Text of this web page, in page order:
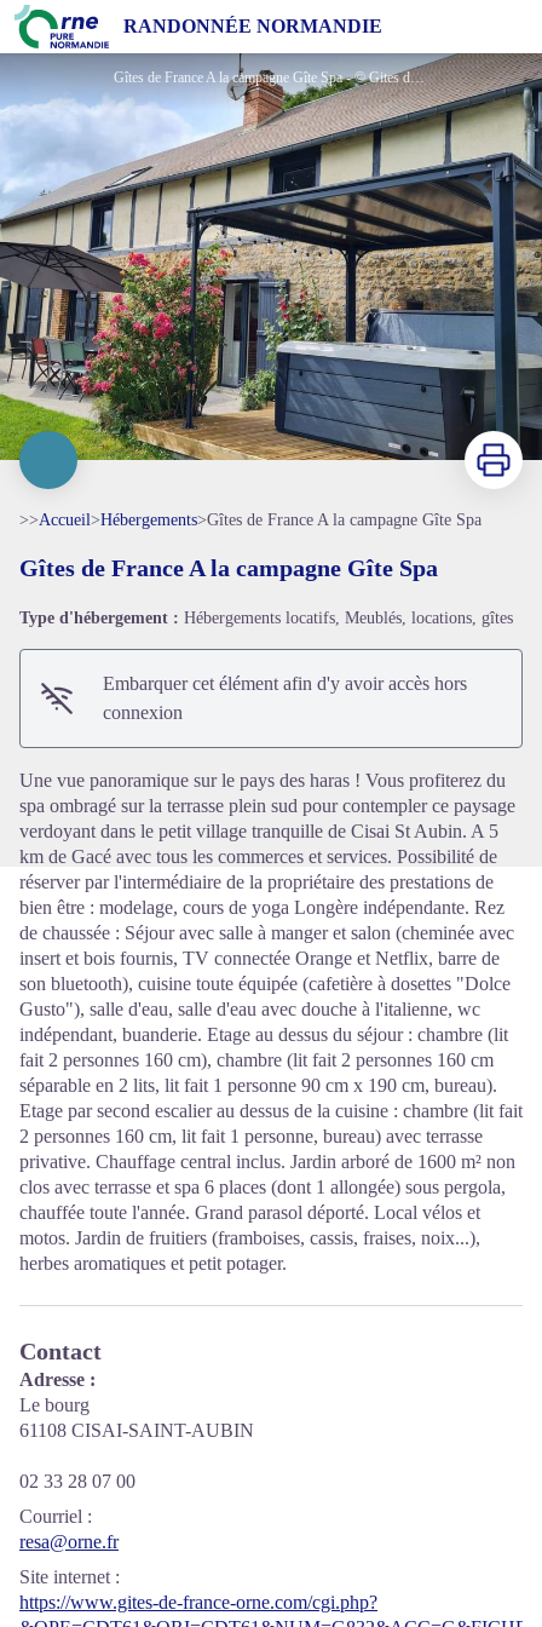
RANDONNÉE NORMANDIE
Gîtes de France A la campagne Gîte Spa
Gîtes de France A la campagne Gîte Spa - © Gites de France Orne
Voir l'image en plein écran
Imprimer
>>Accueil>Hébergements>Gîtes de France A la campagne Gîte Spa
Gîtes de France A la campagne Gîte Spa
Type d'hébergement : Hébergements locatifs, Meublés, locations, gîtes
Embarquer cet élément afin d'y avoir accès hors
connexion
Une vue panoramique sur le pays des haras ! Vous profiterez du
spa ombragé sur la terrasse plein sud pour contempler ce paysage
verdoyant dans le petit village tranquille de Cisai St Aubin. A 5
km de Gacé avec tous les commerces et services. Possibilité de
réserver par l'intermédiaire de la propriétaire des prestations de
bien être : modelage, cours de yoga Longère indépendante. Rez
de chaussée : Séjour avec salle à manger et salon (cheminée avec
insert et bois fournis, TV connectée Orange et Netflix, barre de
son bluetooth), cuisine toute équipée (cafetière à dosettes "Dolce
Gusto"), salle d'eau, salle d'eau avec douche à l'italienne, wc
indépendant, buanderie. Etage au dessus du séjour : chambre (lit
fait 2 personnes 160 cm), chambre (lit fait 2 personnes 160 cm
séparable en 2 lits, lit fait 1 personne 90 cm x 190 cm, bureau).
Etage par second escalier au dessus de la cuisine : chambre (lit fait
2 personnes 160 cm, lit fait 1 personne, bureau) avec terrasse
privative. Chauffage central inclus. Jardin arboré de 1600 m² non
clos avec terrasse et spa 6 places (dont 1 allongée) sous pergola,
chauffée toute l'année. Grand parasol déporté. Local vélos et
motos. Jardin de fruitiers (framboises, cassis, fraises, noix...),
herbes aromatiques et petit potager.
Contact
Adresse :
Le bourg
61108 CISAI-SAINT-AUBIN
02 33 28 07 00
Courriel :
resa@orne.fr
Site internet :
https://www.gites-de-france-orne.com/cgi.php?